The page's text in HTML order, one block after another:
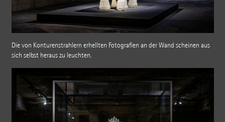
Die von Konturenstrahlern erhellten Fotografien an der Wand scheinen aus
sich selbst heraus zu leuchten.